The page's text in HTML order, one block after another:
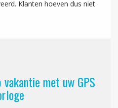
Klanten hoeven dus niet
met uw GPS